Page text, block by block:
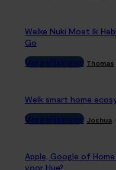
Welke Nuki Moet Ik
Go
Vergelijkingen Thomas
Welk smart home
Vergelijkingen Joshua
Apple, Google of
voor Hue?